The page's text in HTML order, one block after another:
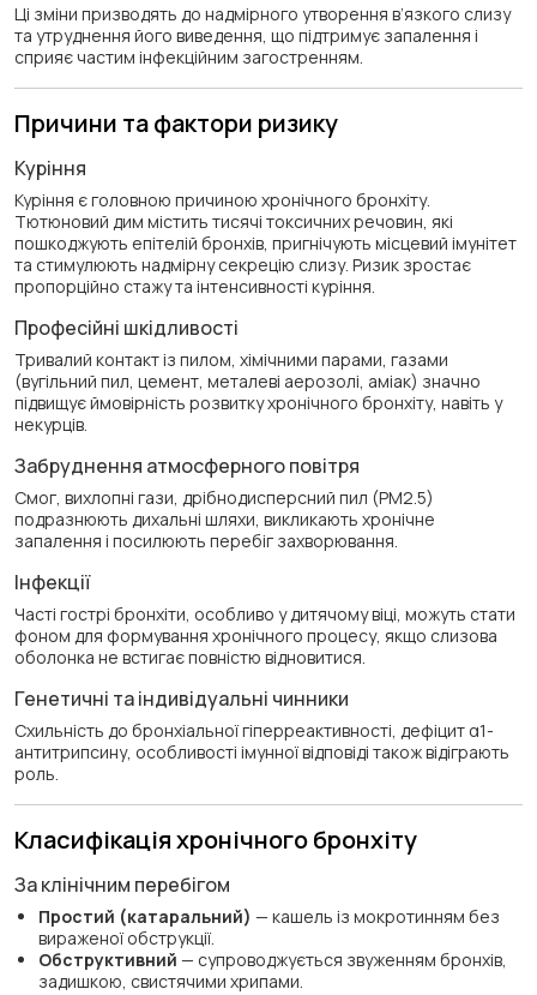
Ці зміни призводять до надмірного утворення в’язкого слизу
та утруднення його виведення, що підтримує запалення і
сприяє частим інфекційним загостренням.
Причини та фактори ризику
Куріння
Куріння є головною причиною хронічного бронхіту.
Тютюновий дим містить тисячі токсичних речовин, які
пошкоджують епітелій бронхів, пригнічують місцевий імунітет
та стимулюють надмірну секрецію слизу. Ризик зростає
пропорційно стажу та інтенсивності куріння.
Професійні шкідливості
Тривалий контакт із пилом, хімічними парами, газами
(вугільний пил, цемент, металеві аерозолі, аміак) значно
підвищує ймовірність розвитку хронічного бронхіту, навіть у
некурців.
Забруднення атмосферного повітря
Смог, вихлопні гази, дрібнодисперсний пил (PM2.5)
подразнюють дихальні шляхи, викликають хронічне
запалення і посилюють перебіг захворювання.
Інфекції
Часті гострі бронхіти, особливо у дитячому віці, можуть стати
фоном для формування хронічного процесу, якщо слизова
оболонка не встигає повністю відновитися.
Генетичні та індивідуальні чинники
Схильність до бронхіальної гіперреактивності, дефіцит α1-
антитрипсину, особливості імунної відповіді також відіграють
роль.
Класифікація хронічного бронхіту
За клінічним перебігом
Простий (катаральний) — кашель із мокротинням без
вираженої обструкції.
Обструктивний — супроводжується звуженням бронхів,
задишкою, свистячими хрипами.